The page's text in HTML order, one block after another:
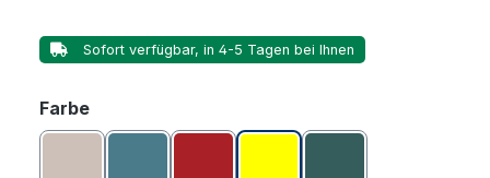
Sofort verfügbar, in 4-5 Tagen bei Ihnen
Farbeauswählen